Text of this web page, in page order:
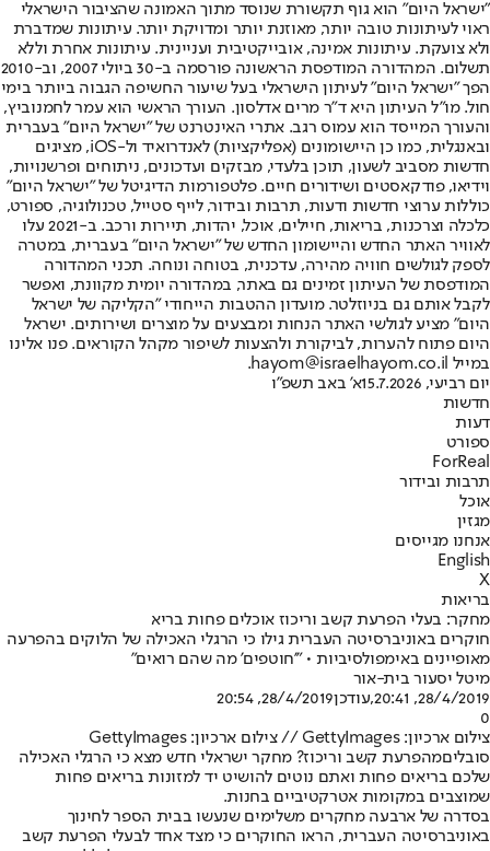
"ישראל היום" הוא גוף תקשורת שנוסד מתוך האמונה שהציבור הישראלי
ראוי לעיתונות טובה יותר, מאוזנת יותר ומדויקת יותר. עיתונות שמדברת
ולא צועקת. עיתונות אמינה, אובייקטיבית ועניינית. עיתונות אחרת וללא
תשלום. המהדורה המודפסת הראשונה פורסמה ב-30 ביולי 2007, וב-2010
הפך "ישראל היום" לעיתון הישראלי בעל שיעור החשיפה הגבוה ביותר בימי
חול. מו"ל העיתון היא ד"ר מרים אדלסון. העורך הראשי הוא עמר לחמנוביץ,
והעורך המייסד הוא עמוס רגב. אתרי האינטרנט של "ישראל היום" בעברית
ובאנגלית, כמו כן היישומונים (אפליקציות) לאנדרואיד ול-iOS, מציגים
חדשות מסביב לשעון, תוכן בלעדי, מבזקים ועדכונים, ניתוחים ופרשנויות,
וידיאו, פודקאסטים ושידורים חיים. פלטפורמות הדיגיטל של "ישראל היום"
כוללות ערוצי חדשות ודעות, תרבות ובידור, לייף סטייל, טכנולוגיה, ספורט,
כלכלה וצרכנות, בריאות, חיילים, אוכל, יהדות, תיירות ורכב. ב-2021 עלו
לאוויר האתר החדש והיישומון החדש של "ישראל היום" בעברית, במטרה
לספק לגולשים חוויה מהירה, עדכנית, בטוחה ונוחה. תכני המהדורה
המודפסת של העיתון זמינים גם באתר, במהדורה יומית מקוונת, ואפשר
לקבל אותם גם בניוזלטר. מועדון ההטבות הייחודי "הקליקה של ישראל
היום" מציע לגולשי האתר הנחות ומבצעים על מוצרים ושירותים. ישראל
היום פתוח להערות, לביקורת ולהצעות לשיפור מקהל הקוראים. פנו אלינו
במייל hayom@israelhayom.co.il.
יום רביעי, 15.7.2026
א' באב תשפ"ו
חדשות
דעות
ספורט
ForReal
תרבות ובידור
אוכל
מגזין
אנחנו מגייסים
English
X
בריאות
מחקר: בעלי הפרעת קשב וריכוז אוכלים פחות בריא
חוקרים באוניברסיטה העברית גילו כי הרגלי האכילה של הלוקים בהפרעה
מאופיינים באימפולסיביות • "'חוטפים' מה שהם רואים"
מיטל יסעור בית-אור
28/4/2019, 20:41
,עודכן28/4/2019, 20:54
0
צילום ארכיון: GettyImages // צילום ארכיון: GettyImages
סובליםמהפרעת קשב וריכוז? מחקר ישראלי חדש מצא כי הרגלי האכילה
שלכם בריאים פחות ואתם נוטים להושיט יד למזונות בריאים פחות
שמוצבים במקומות אטרקטיביים בחנות.
בסדרה של ארבעה מחקרים משלימים שנעשו בבית הספר לחינוך
באוניברסיטה העברית, הראו החוקרים כי מצד אחד לבעלי הפרעת קשב